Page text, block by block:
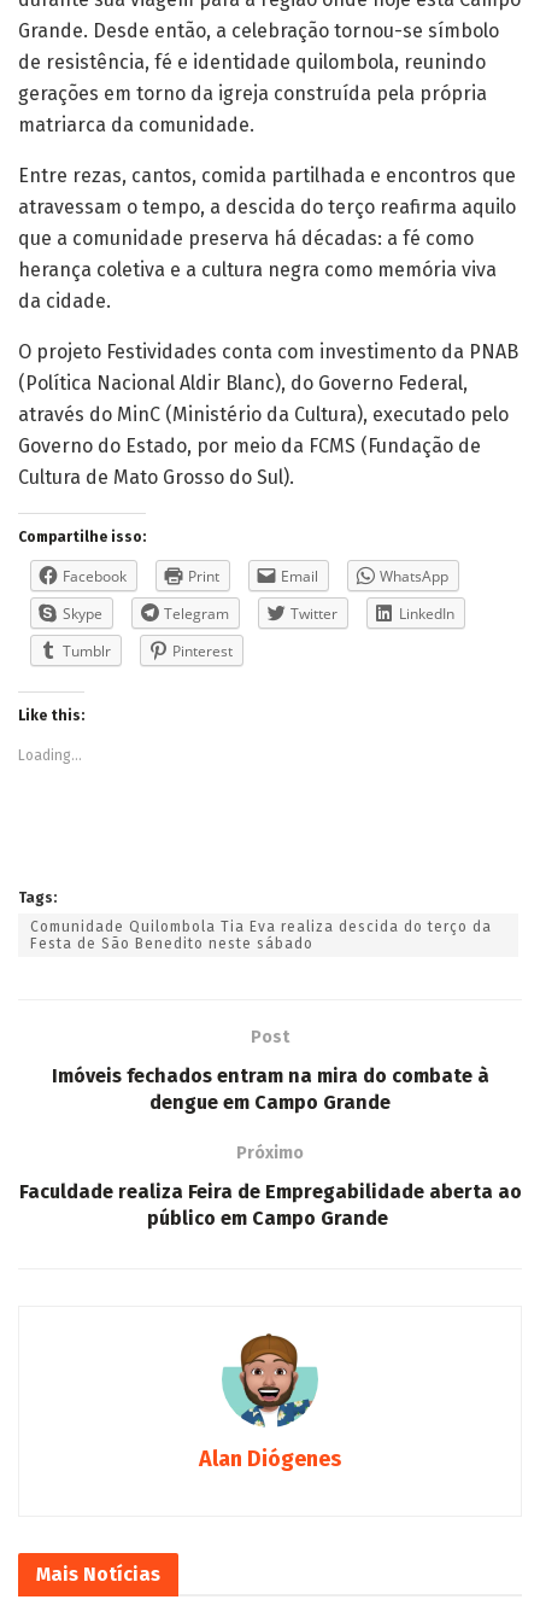
Grande. Desde então, a celebração tornou-se símbolo
de resistência, fé e identidade quilombola, reunindo
gerações em torno da igreja construída pela própria
matriarca da comunidade.
Entre rezas, cantos, comida partilhada e encontros que
atravessam o tempo, a descida do terço reafirma aquilo
que a comunidade preserva há décadas: a fé como
herança coletiva e a cultura negra como memória viva
da cidade.
O projeto Festividades conta com investimento da PNAB
(Política Nacional Aldir Blanc), do Governo Federal,
através do MinC (Ministério da Cultura), executado pelo
Governo do Estado, por meio da FCMS (Fundação de
Cultura de Mato Grosso do Sul).
Compartilhe isso:
Facebook Print Email
WhatsApp
Skype
Telegram Twitter
LinkedIn
Tumblr
Pinterest
Like this:
Loading...
Tags:
Comunidade Quilombola Tia Eva realiza descida do terço da
Festa de São Benedito neste sábado
Post
Imóveis fechados entram na mira do combate à
dengue em Campo Grande
Próximo
Faculdade realiza Feira de Empregabilidade aberta ao
público em Campo Grande
Alan Diógenes
Mais Notícias